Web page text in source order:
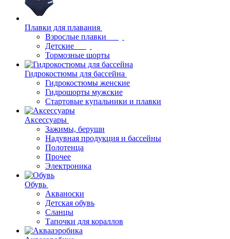
Плавки для плавания
Взрослые плавки
Детские
Тормозные шорты
Гидрокостюмы для бассейна
Гидрокостюмы женские
Гидрошорты мужские
Стартовые купальники и плавки
Аксессуары
Зажимы, беруши
Надувная продукция и бассейны
Полотенца
Прочее
Электроника
Обувь
Акваноски
Детская обувь
Сланцы
Тапочки для кораллов